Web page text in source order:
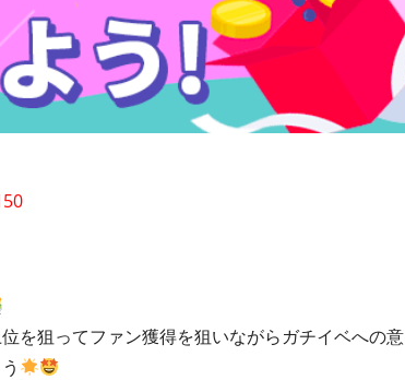
を狙ってファン獲得を狙いながらガチイベへの意